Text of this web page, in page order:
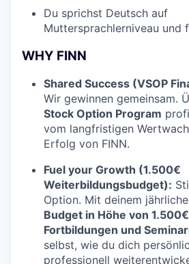
Du sprichst Deutsch auf
Muttersprachlerniveau und
WHY FINN
Shared Success (VSOP
Wir gewinnen gemeinsam.
Stock Option Program
vom langfristigen
Erfolg von FINN.
Fuel your Growth (1.500€
Weiterbildungsbudget):
Option. Mit deinem
Budget in Höhe von 1.500€
Fortbildungen und
selbst, wie du dich
professionell